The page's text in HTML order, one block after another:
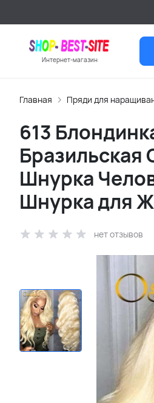
Интернет-магазин
Главная Пряди для
613
Бразильская
Шнурка
Шнурка для
нет отзывов